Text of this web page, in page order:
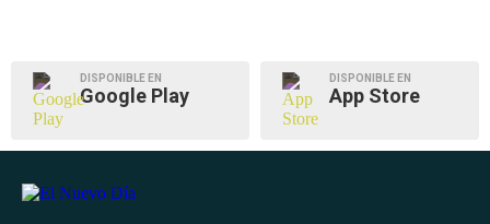
DISPONIBLE EN
Google Play
DISPONIBLE EN
App Store